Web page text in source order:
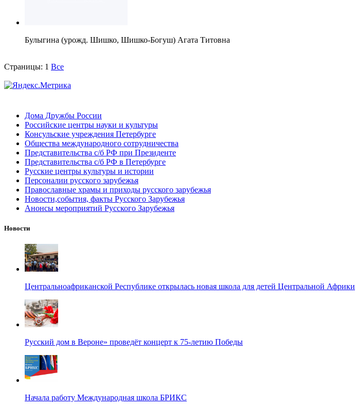
Булыгина (урожд. Шишко, Шишко-Богуш) Агата Титовна
Страницы: 1 Все
Дома Дружбы России
Российские центры науки и культуры
Консульские учреждения Петербурге
Общества международного сотрудничества
Представительства с/б РФ при Президенте
Представительства с/б РФ в Петербурге
Русские центры культуры и истории
Персоналии русского зарубежья
Православные храмы и приходы русского зарубежья
Новости,события, факты Русского Зарубежья
Анонсы мероприятий Русского Зарубежья
Новости
Центральноафриканской Республике открылась новая школа для детей Центральной Африки
Русский дом в Вероне» проведёт концерт к 75-летию Победы
Начала работу Международная школа БРИКС